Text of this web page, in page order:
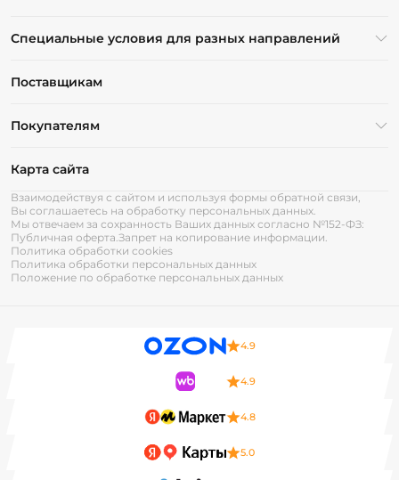
Специальные условия для разных направлений
Поставщикам
Покупателям
Карта сайта
Взаимодействуя с сайтом и используя формы обратной связи,
Вы соглашаетесь на обработку персональных данных.
Мы отвечаем за сохранность Ваших данных согласно №152-ФЗ:
Публичная оферта.Запрет на копирование информации.
Политика обработки cookies
Политика обработки персональных данных
Положение по обработке персональных данных
4.9
4.9
4.8
5.0